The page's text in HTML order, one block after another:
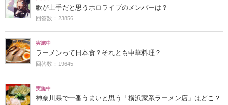
歌が上手だと思うホロライブのメンバーは？
回答数：23856
実施中
ラーメンって日本食？それとも中華料理？
回答数：19645
実施中
神奈川県で一番うまいと思う「横浜家系ラーメン店」はどこ？